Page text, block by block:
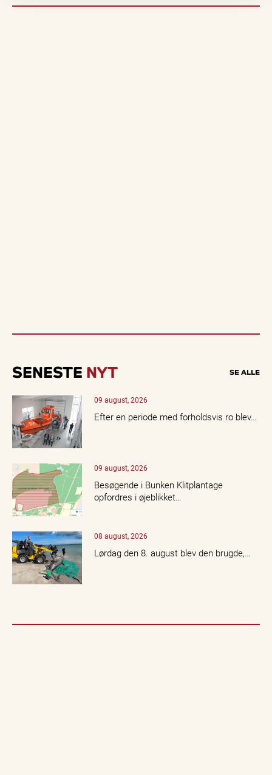
SENESTE NYT SE ALLE
09 august, 2026
Efter en periode med forholdsvis ro blev…
09 august, 2026
Besøgende i Bunken Klitplantage
opfordres i øjeblikket…
08 august, 2026
Lørdag den 8. august blev den brugde,…